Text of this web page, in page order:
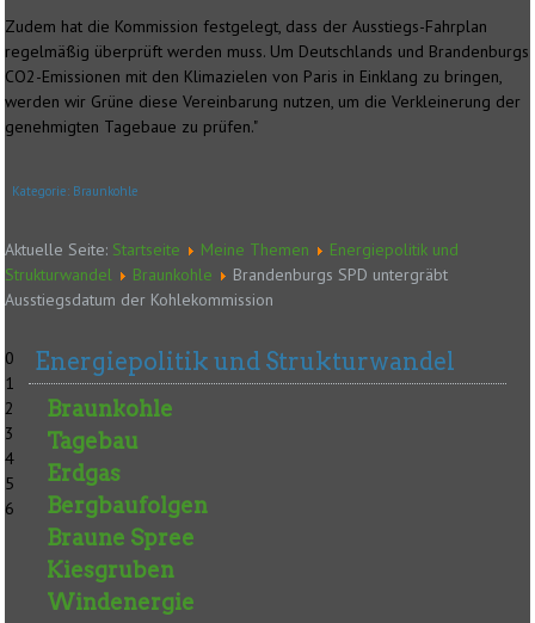
0
1
2
3
4
5
6
Zudem hat die Kommission festgelegt, dass der Ausstiegs-Fahrplan
regelmäßig überprüft werden muss. Um Deutschlands und Brandenburgs
CO2-Emissionen mit den Klimazielen von Paris in Einklang zu bringen,
werden wir Grüne diese Vereinbarung nutzen, um die Verkleinerung der
genehmigten Tagebaue zu prüfen."
Kategorie: Braunkohle
Aktuelle Seite: Startseite Meine Themen
Energiepolitik und
Strukturwandel
Braunkohle
Brandenburgs SPD untergräbt
Ausstiegsdatum der Kohlekommission
Energiepolitik und Strukturwandel
Braunkohle
Tagebau
Erdgas
Bergbaufolgen
Braune Spree
Kiesgruben
Windenergie